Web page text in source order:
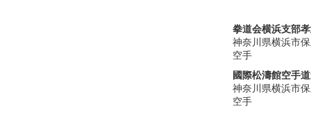
拳道会横浜支部
神奈川県横浜市
空手
國際松濤館空手
神奈川県横浜市
空手